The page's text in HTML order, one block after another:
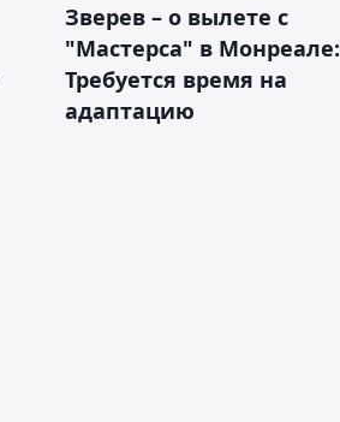
Зверев – о вылете с
"Мастерса" в Монреале:
Требуется время на
адаптацию